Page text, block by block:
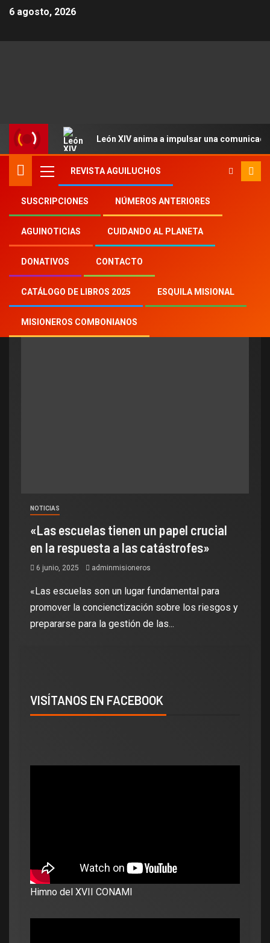
6 agosto, 2026
León XIV anima a impulsar una
REVISTA AGUILUCHOS
SUSCRIPCIONES NÚMEROS ANTERIORES
AGUINOTICIAS CUIDANDO AL PLANETA
DONATIVOS CONTACTO
CATÁLOGO DE LIBROS 2025 ESQUILA MISIONAL
MISIONEROS COMBONIANOS
Inicio Aguinoticias Mons. Ettore Balestrero
Mons. Ettore Balestrero
NOTICIAS
«Las escuelas tienen un papel crucial
en la respuesta a las catástrofes»
6 junio, 2025 adminmisioneros
«Las escuelas son un lugar fundamental para
promover la concienctización sobre los riesgos y
prepararse para la gestión de las...
VISÍTANOS EN FACEBOOK
Himno del XVII CONAMI